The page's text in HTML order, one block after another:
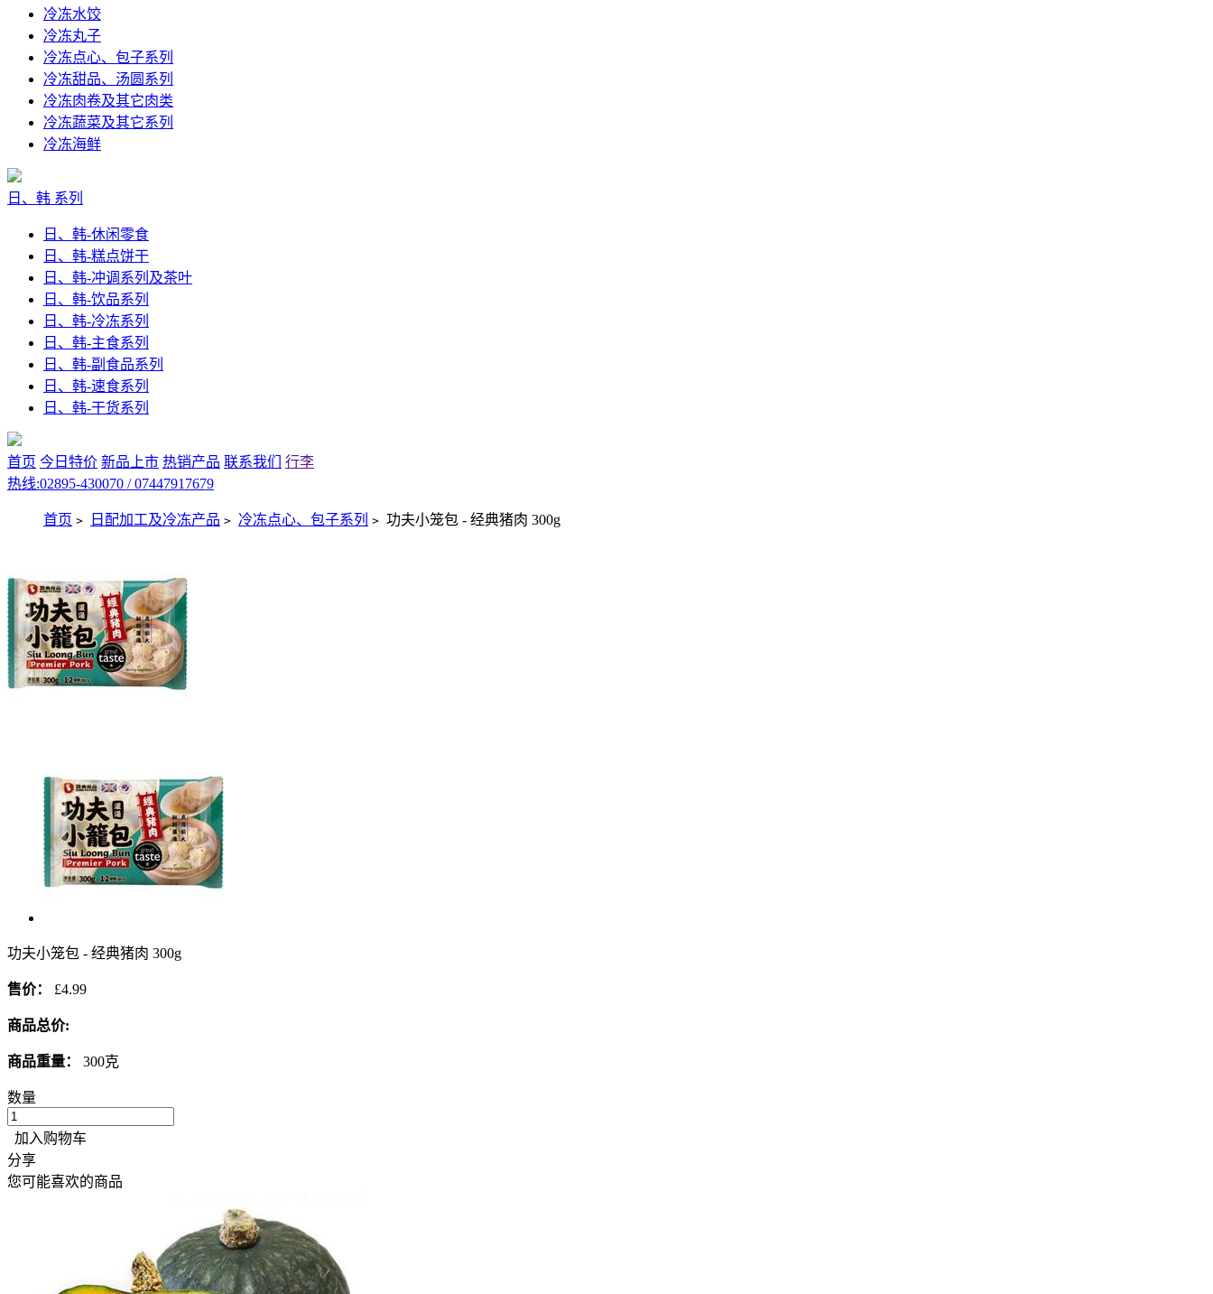
冷冻水饺
冷冻丸子
冷冻点心、包子系列
冷冻甜品、汤圆系列
冷冻肉卷及其它肉类
冷冻蔬菜及其它系列
冷冻海鲜
日、韩 系列
日、韩-休闲零食
日、韩-糕点饼干
日、韩-冲调系列及茶叶
日、韩-饮品系列
日、韩-冷冻系列
日、韩-主食系列
日、韩-副食品系列
日、韩-速食系列
日、韩-干货系列
首页 今日特价 新品上市 热销产品 联系我们
行李
热线:02895-430070 / 07447917679
首页 > 日配加工及冷冻产品 > 冷冻点心、包子系列 > 功夫小笼包 - 经典猪肉 300g
功夫小笼包 - 经典猪肉 300g
售价： £4.99
商品总价:
商品重量： 300克
数量
加入购物车
分享
您可能喜欢的商品